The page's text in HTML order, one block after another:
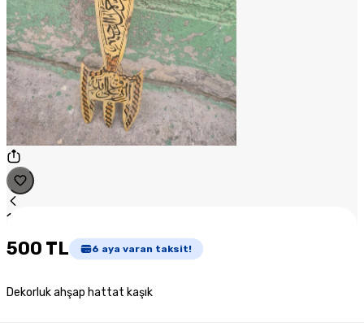
1
500 TL 6 aya varan taksit!
Dekorluk ahşap hattat kaşık